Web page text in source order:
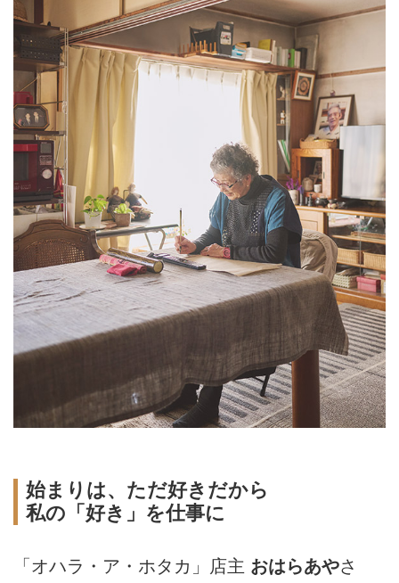
始まりは、ただ好きだから
私の「好き」を仕事に
「オハラ・ア・ホタカ」店主 おはらあやさ